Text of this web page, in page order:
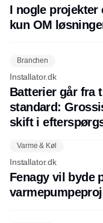
I nogle projekter
kun OM
Branchen
Installator.dk
Batterier går fra
standard:
skift i
Varme & Køl
Installator.dk
Fenagy vil byde